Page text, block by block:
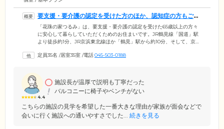
要支援・要介護の認定を受けた方のほか、認知症の方もご相
談可能です
「花珠の家つるみ」は、要支援・要介護の認定を受けた65歳以上の方々
に安心して暮らしていただくためのお住まいです。JR鶴見線「国道」駅
より徒歩約1分、JR京浜東北線ほか「鶴見」駅から約10分、そして、京浜
ています。当ホームは介護付有料老人ホームのため、お食事やお部屋の
れにもとづいてスタッフがチーム体制で寄り添ったサービスをお届けし
ます。認知症の方にも対応していますので、お気軽にご相談ください。
定員35名 /居室35室 /電話045-503-0188
4.4
施設長が温厚で説明も丁寧だった
バルコニーに椅子やベンチがない
こちらの施設の見学を希望した一番大きな理由が家族が面会などで
会いに行く施設への通いやすさでした... 続きを見る